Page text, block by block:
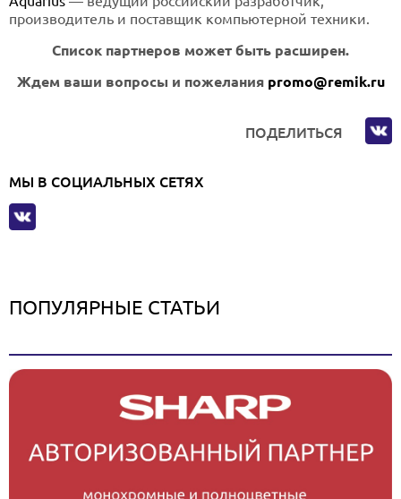
производитель и поставщик компьютерной техники.
Список партнеров может быть расширен.
Ждем ваши вопросы и пожелания promo@remik.ru
ПОДЕЛИТЬСЯ
МЫ В СОЦИАЛЬНЫХ СЕТЯХ
ПОПУЛЯРНЫЕ СТАТЬИ